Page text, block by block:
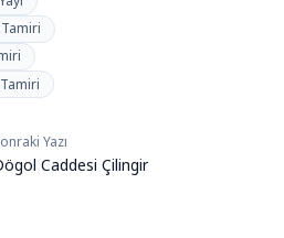
Yazı
Caddesi Çilingir